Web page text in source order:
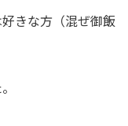
きな方（混ぜ御飯